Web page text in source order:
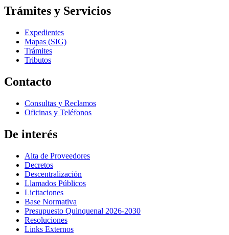
Trámites y Servicios
Expedientes
Mapas (SIG)
Trámites
Tributos
Contacto
Consultas y Reclamos
Oficinas y Teléfonos
De interés
Alta de Proveedores
Decretos
Descentralización
Llamados Públicos
Licitaciones
Base Normativa
Presupuesto Quinquenal 2026-2030
Resoluciones
Links Externos